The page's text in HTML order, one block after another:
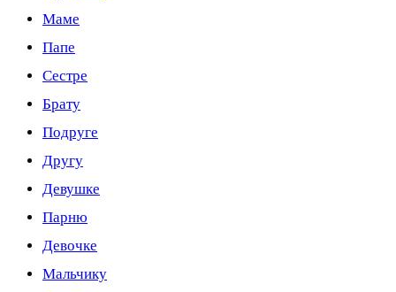
Маме
Папе
Сестре
Брату
Подруге
Другу
Девушке
Парню
Девочке
Мальчику